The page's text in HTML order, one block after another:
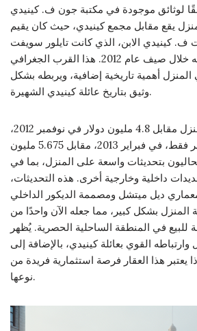
لوثائق موجودة في مكتبة جون ف. كينيدي
يقع مقابل مجمع كينيدي، حيث كان يقيم
ف. كينيدي الابن، الذي كانت تايلور سويفت
على علاقة عاطفية معه خلال صيف عام 2012. هذا القرب الجغرافي
أهمية تاريخية إضافية، ويربطه بشكل
وثيق بتاريخ عائلة كينيدي الشهيرة.
بعد شراء سويفت للمنزل مقابل 4.8 مليون دولار في نوفمبر 2012،
باعته بعد ثلاثة أشهر فقط، في فبراير 2013، مقابل 5.675 مليون
بتحديثات واسعة على المنزل، بما في
داخلية وخارجية أخرى. هذه التحديثات،
ديل ميتشل ومصممة الديكور الداخلي
المنزل بشكل كبير، مما جعله الآن واحدًا من
للبيع في المنطقة الساحلية الحصرية. يُظهر
وارتباطه القوي بعائلة كينيدي، بالإضافة إلى
يعتبر هذا العقار فرصة استثمارية فريدة من
نوعها.